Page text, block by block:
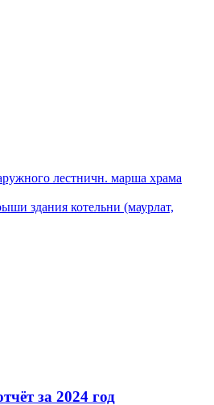
лестничн. марша храма
здания котельни (маурлат,
за 2024 год